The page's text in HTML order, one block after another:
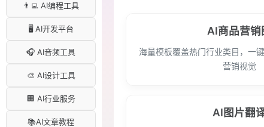
👨‍💻 AI编程工具
🖥️ AI开发平台
🎧 AI音频工具
🎨 AI设计工具
🏢 AI行业服务
📚AI文章教程
AI商品营销
海量模板覆盖热门行业类目，一
营销视觉
AI图片翻